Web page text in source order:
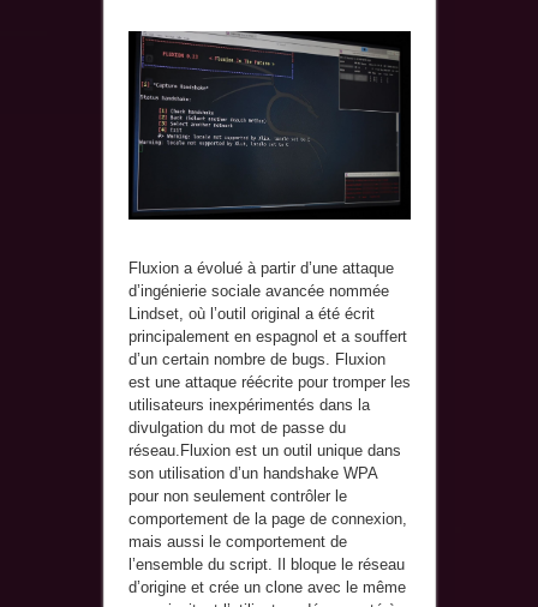
Fluxion a évolué à partir d’une attaque
d’ingénierie sociale avancée nommée
Lindset, où l’outil original a été écrit
principalement en espagnol et a souffert
d’un certain nombre de bugs. Fluxion
est une attaque réécrite pour tromper les
utilisateurs inexpérimentés dans la
divulgation du mot de passe du
réseau.Fluxion est un outil unique dans
son utilisation d’un handshake WPA
pour non seulement contrôler le
comportement de la page de connexion,
mais aussi le comportement de
l’ensemble du script. Il bloque le réseau
d’origine et crée un clone avec le même